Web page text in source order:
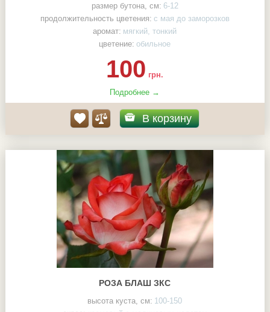
размер бутона, см: 6-12
продолжительность цветения: с мая до заморозков
аромат: мягкий, тонкий
цветение: обильное
100 грн.
Подробнее →
В корзину
РОЗА БЛАШ ЗКС
высота куста, см: 100-150